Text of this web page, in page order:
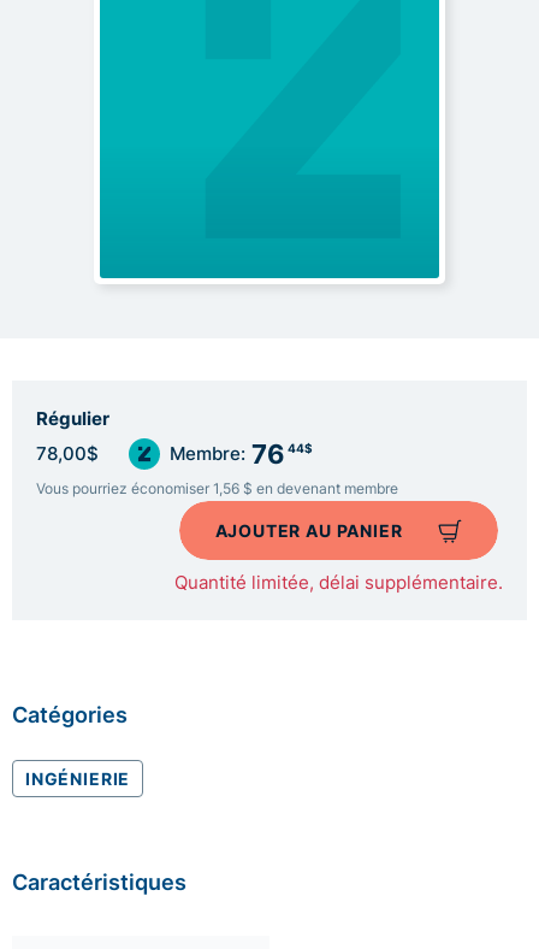
Régulier
78,00$ Membre: 76 44$
Vous pourriez économiser 1,56 $ en devenant membre
AJOUTER AU PANIER
Quantité limitée, délai supplémentaire.
Catégories
INGÉNIERIE
Caractéristiques